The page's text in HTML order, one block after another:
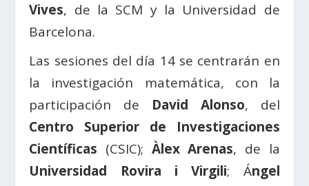
Vives, de la SCM y la Universidad de
Barcelona.
Las sesiones del día 14 se centrarán en
la investigación matemática, con la
participación de David Alonso, del
Centro Superior de Investigaciones
Científicas (CSIC); Àlex Arenas, de la
Universidad Rovira i Virgili; Ángel